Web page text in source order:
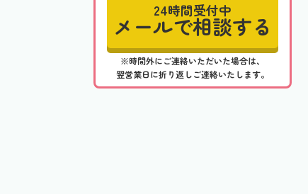
24時間受付中
メールで相談する
※時間外にご連絡いただいた場合は、
翌営業日に折り返しご連絡いたします。